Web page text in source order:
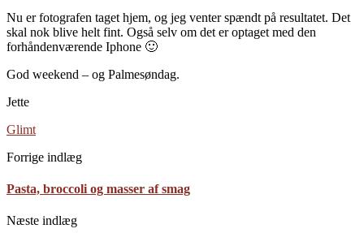
Nu er fotografen taget hjem, og jeg venter spændt på resultatet. Det
skal nok blive helt fint. Også selv om det er optaget med den
forhåndenværende Iphone 🙂
God weekend – og Palmesøndag.
Jette
Glimt
Forrige indlæg
Pasta, broccoli og masser af smag
Næste indlæg